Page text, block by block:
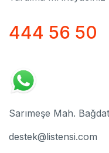
444 56 50
Sarımeşe Mah.
destek@listensi.com